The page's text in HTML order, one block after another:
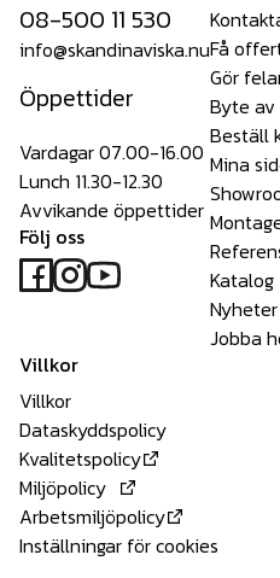
08-500 11 530
info@skandinaviska.nu
Öppettider
Vardagar 07.00-16.00
Lunch 11.30-12.30
Avvikande öppettider
Följ oss
Få
Gör
Byte av
Beställ
Mina
Katalog
Nyheter
Jobba
Villkor
Villkor
Dataskyddspolicy
Kvalitetspolicy
Miljöpolicy
Arbetsmiljöpolicy
Inställningar för cookies